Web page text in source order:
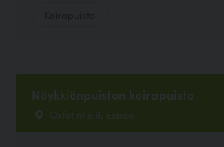
Nöykkiönpuiston koirapuisto
Oxfotintie 8, Espoo